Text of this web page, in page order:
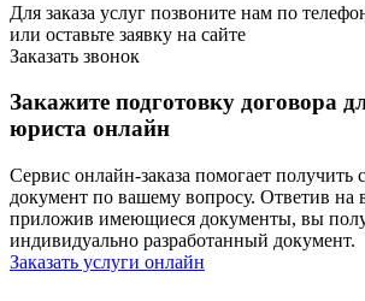
Для заказа услуг позвоните нам по
или оставьте заявку на сайте
Заказать звонок
Закажите подготовку договора
юриста онлайн
Сервис онлайн-заказа помогает получить
документ по вашему вопросу. Ответив на
приложив имеющиеся документы, вы
индивидуально разработанный документ.
Заказать услуги онлайн